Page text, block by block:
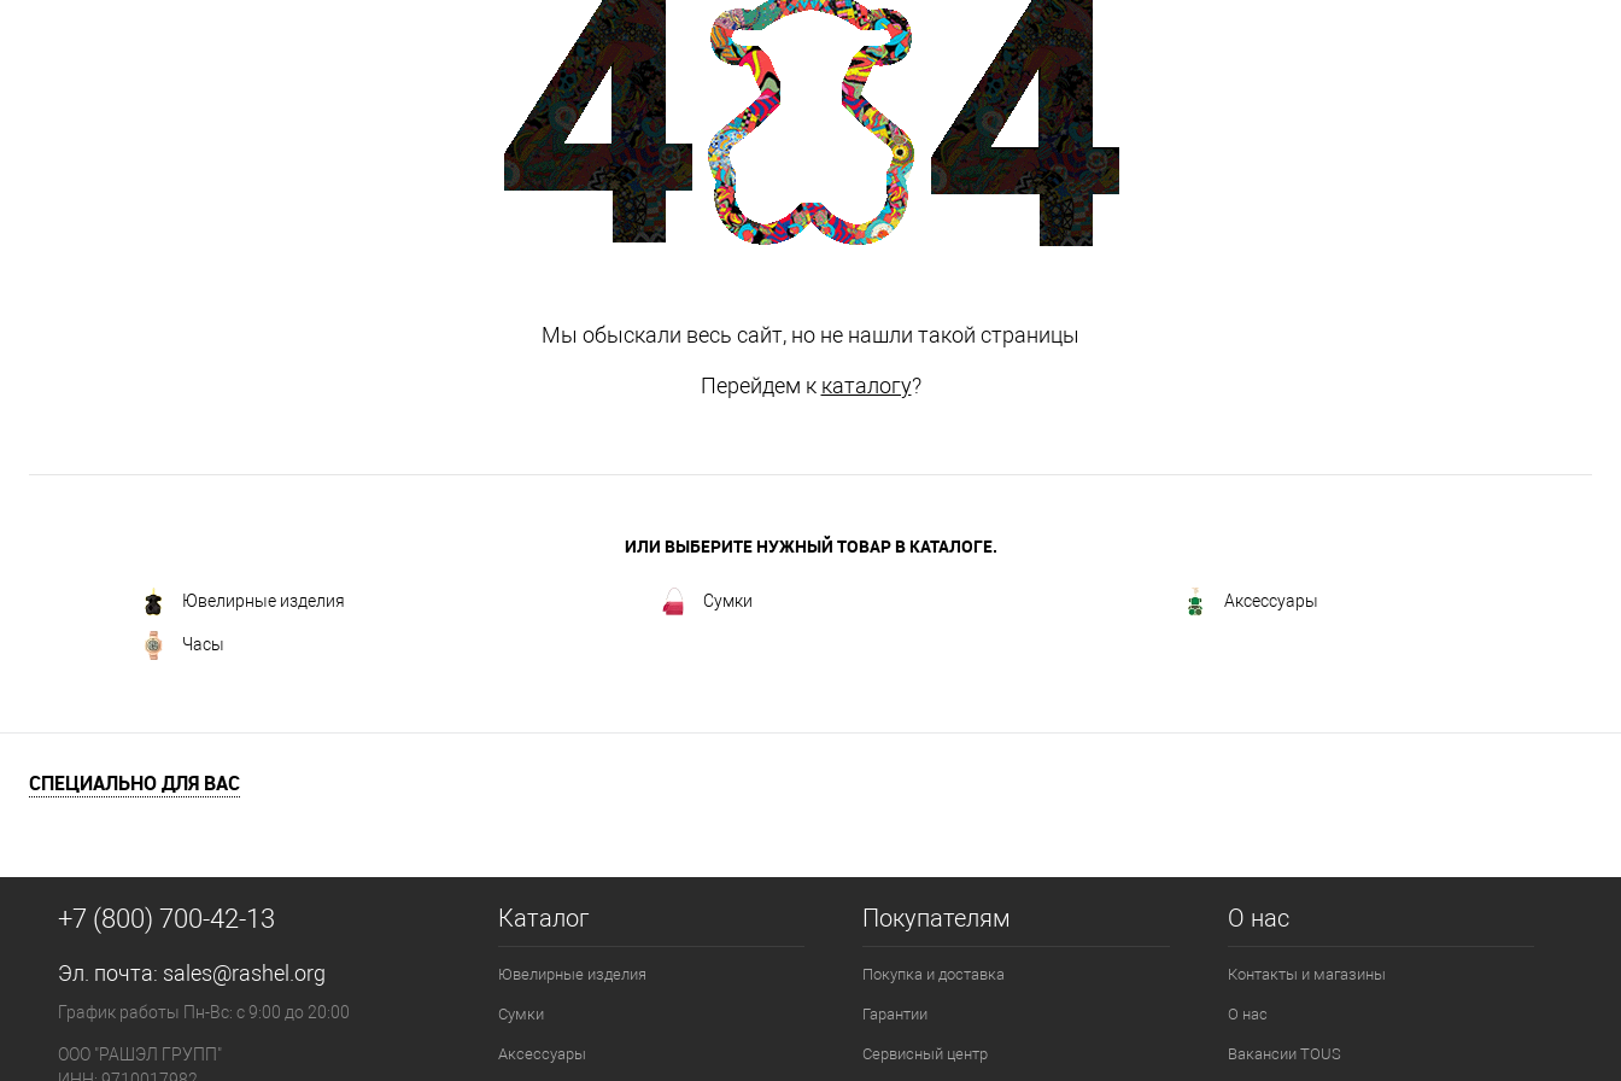
Мы обыскали весь сайт, но не нашли такой страницы
Перейдем к каталогу?
ИЛИ ВЫБЕРИТЕ НУЖНЫЙ ТОВАР В КАТАЛОГЕ.
Ювелирные изделия Сумки Аксессуары
Часы
СПЕЦИАЛЬНО ДЛЯ ВАС
Каталог
Ювелирные изделия
Сумки
Аксессуары
Покупателям
Покупка и доставка
Гарантии
Сервисный центр
О нас
Контакты и магазины
О нас
Вакансии TOUS
+7 (800) 700-42-13
Эл. почта: sales@rashel.org
График работы Пн-Вс: с 9:00 до 20:00
ООО "РАШЭЛ ГРУПП"